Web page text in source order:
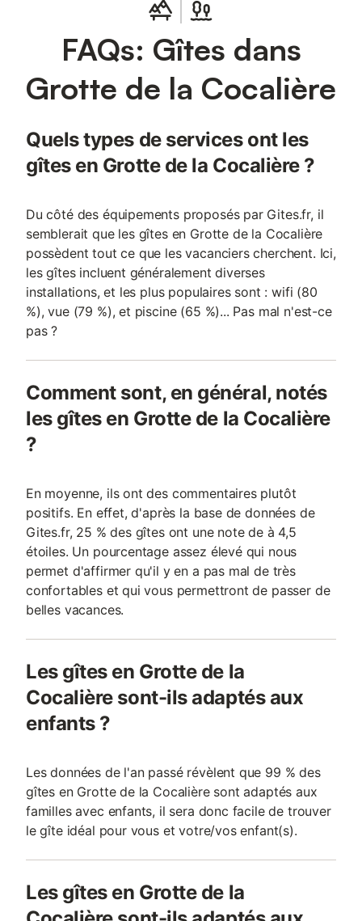
FAQs: Gîtes dans
Grotte de la Cocalière
Quels types de services ont les
gîtes en Grotte de la Cocalière ?
Du côté des équipements proposés par Gites.fr, il
semblerait que les gîtes en Grotte de la Cocalière
possèdent tout ce que les vacanciers cherchent. Ici,
les gîtes incluent généralement diverses
installations, et les plus populaires sont : wifi (80
%), vue (79 %), et piscine (65 %)... Pas mal n'est-ce
pas ?
Comment sont, en général, notés
les gîtes en Grotte de la Cocalière
?
En moyenne, ils ont des commentaires plutôt
positifs. En effet, d'après la base de données de
Gites.fr, 25 % des gîtes ont une note de à 4,5
étoiles. Un pourcentage assez élevé qui nous
permet d'affirmer qu'il y en a pas mal de très
confortables et qui vous permettront de passer de
belles vacances.
Les gîtes en Grotte de la
Cocalière sont-ils adaptés aux
enfants ?
Les données de l'an passé révèlent que 99 % des
gîtes en Grotte de la Cocalière sont adaptés aux
familles avec enfants, il sera donc facile de trouver
le gîte idéal pour vous et votre/vos enfant(s).
Les gîtes en Grotte de la